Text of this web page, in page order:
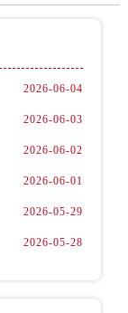
2026-06-04
2026-06-03
2026-06-02
2026-06-01
2026-05-29
2026-05-28